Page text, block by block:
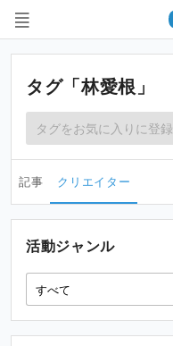
タグ「林愛根」
タグをお気に入りに登録
記事 クリエイター
活動ジャンル